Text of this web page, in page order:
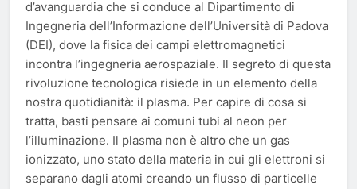
d’avanguardia che si conduce al Dipartimento di
Ingegneria dell’Informazione dell’Università di Padova
(DEI), dove la fisica dei campi elettromagnetici
incontra l’ingegneria aerospaziale. Il segreto di questa
rivoluzione tecnologica risiede in un elemento della
nostra quotidianità: il plasma. Per capire di cosa si
tratta, basti pensare ai comuni tubi al neon per
l’illuminazione. Il plasma non è altro che un gas
ionizzato, uno stato della materia in cui gli elettroni si
separano dagli atomi creando un flusso di particelle